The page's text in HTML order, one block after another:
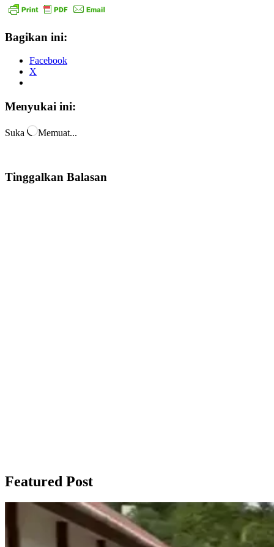
Bagikan ini:
Facebook
X
Menyukai ini:
Suka Memuat...
Tinggalkan Balasan
Featured Post